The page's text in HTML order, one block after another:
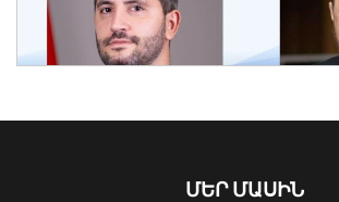
փոխվարչապետները քննարկել են
երկու երկրների
համագործակցության
ՄԵՐ ՄԱՍԻՆ